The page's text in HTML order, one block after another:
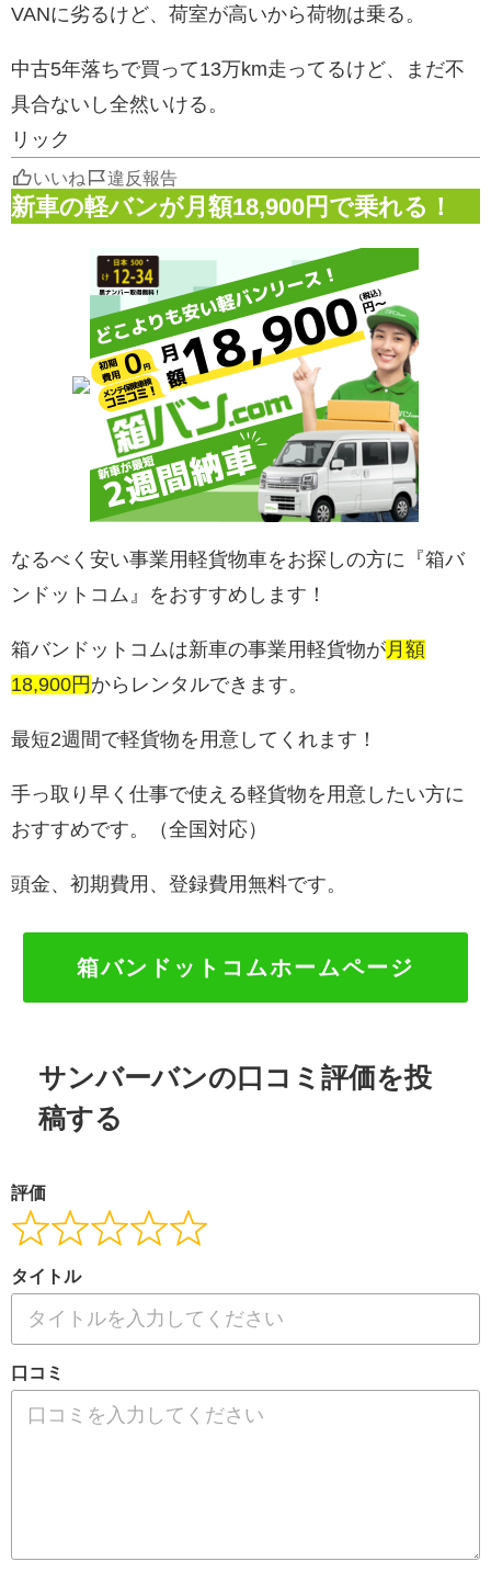
VANに劣るけど、荷室が高いから荷物は乗る。
中古5年落ちで買って13万km走ってるけど、まだ不
具合ないし全然いける。
リック
いいね 違反報告
新車の軽バンが月額18,900円で乗れる！
なるべく安い事業用軽貨物車をお探しの方に『箱バ
ンドットコム』をおすすめします！
箱バンドットコムは新車の事業用軽貨物が 月額
18,900円 からレンタルできます。
最短2週間で軽貨物を用意してくれます！
手っ取り早く仕事で使える軽貨物を用意したい方に
おすすめです。（全国対応）
頭金、初期費用、登録費用無料です。
箱バンドットコムホームページ
サンバーバンの口コミ評価を投
稿する
評価
タイトル
口コミ